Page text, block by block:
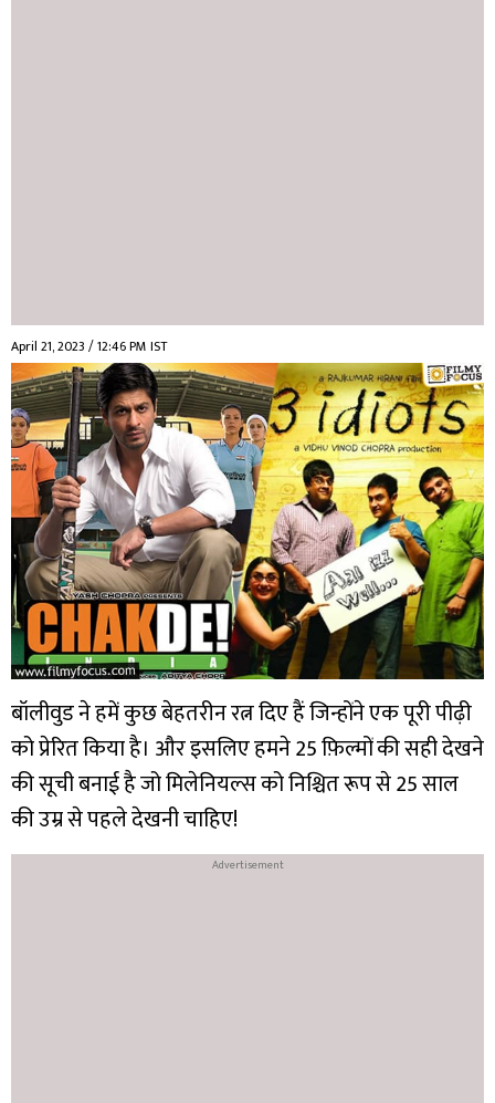
April 21, 2023 / 12:46 PM IST
बॉलीवुड ने हमें कुछ बेहतरीन रत्न दिए हैं जिन्होंने एक पूरी पीढ़ी
को प्रेरित किया है। और इसलिए हमने 25 फ़िल्मों की सही देखने
की सूची बनाई है जो मिलेनियल्स को निश्चित रूप से 25 साल
की उम्र से पहले देखनी चाहिए!